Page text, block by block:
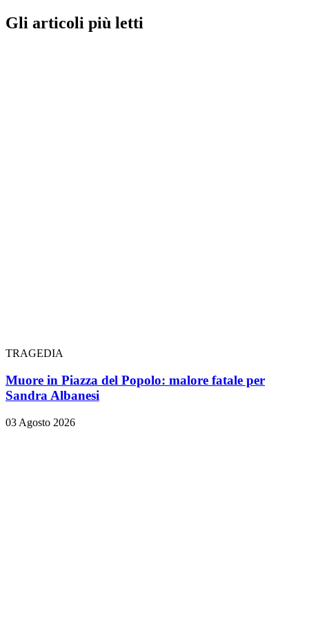
Gli articoli più letti
TRAGEDIA
Muore in Piazza del Popolo: malore fatale per
Sandra Albanesi
03 Agosto 2026